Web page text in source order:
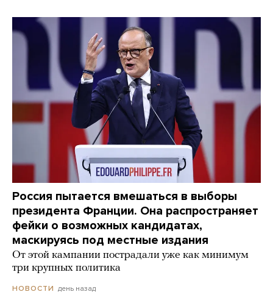
Россия пытается вмешаться в выборы
президента Франции. Она распространяет
фейки о возможных кандидатах,
маскируясь под местные издания
От этой кампании пострадали уже как минимум
три крупных политика
НОВОСТИ день назад